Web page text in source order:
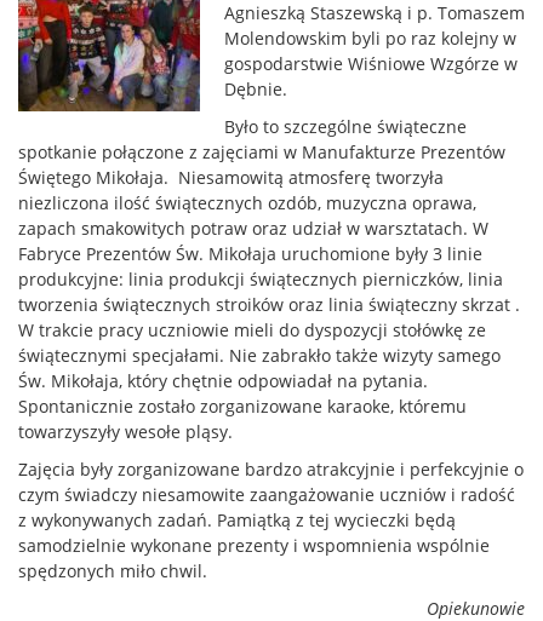
Agnieszką Staszewską i p. Tomaszem
Molendowskim byli po raz kolejny w
gospodarstwie Wiśniowe Wzgórze w
Dębnie.
Było to szczególne świąteczne
spotkanie połączone z zajęciami w Manufakturze Prezentów
Świętego Mikołaja. Niesamowitą atmosferę tworzyła
niezliczona ilość świątecznych ozdób, muzyczna oprawa,
zapach smakowitych potraw oraz udział w warsztatach. W
Fabryce Prezentów Św. Mikołaja uruchomione były 3 linie
produkcyjne: linia produkcji świątecznych pierniczków, linia
tworzenia świątecznych stroików oraz linia świąteczny skrzat .
W trakcie pracy uczniowie mieli do dyspozycji stołówkę ze
świątecznymi specjałami. Nie zabrakło także wizyty samego
Św. Mikołaja, który chętnie odpowiadał na pytania.
Spontanicznie zostało zorganizowane karaoke, któremu
towarzyszyły wesołe pląsy.
Zajęcia były zorganizowane bardzo atrakcyjnie i perfekcyjnie o
czym świadczy niesamowite zaangażowanie uczniów i radość
z wykonywanych zadań. Pamiątką z tej wycieczki będą
samodzielnie wykonane prezenty i wspomnienia wspólnie
spędzonych miło chwil.
Opiekunowie